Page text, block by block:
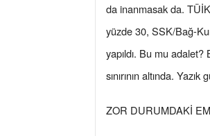
da inanmasak da.
yüzde 30, SSK/Bağ-
yapıldı. Bu mu
sınırının altında.
ZOR DURUMDAKİ